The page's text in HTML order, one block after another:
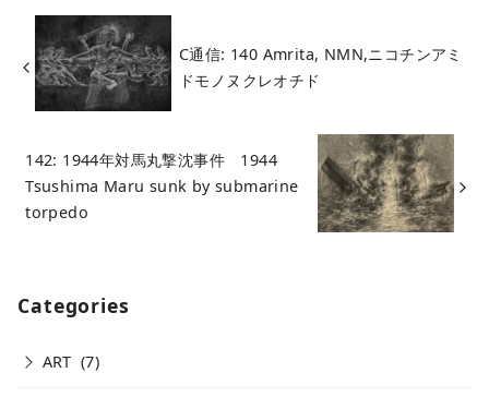
C通信: 140 Amrita, NMN,ニコチンアミ
ドモノヌクレオチド
142: 1944年対馬丸撃沈事件 1944
Tsushima Maru sunk by submarine
torpedo
Categories
ART (7)